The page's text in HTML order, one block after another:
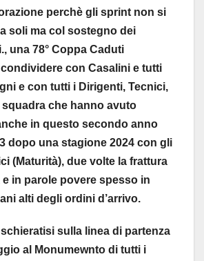
perchè gli sprint non si
soli ma col sostegno dei
una 78° Coppa Caduti
con Casalini e tutti
e con tutti i Dirigenti, Tecnici,
che hanno avuto
in questo secondo anno
dopo una stagione 2024 con gli
(Maturità), due volte la frattura
in parole povere spesso in
alti degli ordini d’arrivo.
schieratisi sulla linea di partenza
al Monumewnto di tutti i